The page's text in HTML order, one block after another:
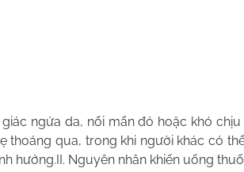
ngứa da, nổi mẩn đỏ hoặc khó chịu
qua, trong khi người khác có
hưởng.II. Nguyên nhân khiến uống